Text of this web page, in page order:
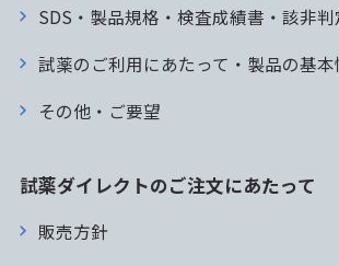
SDS・製品規格・検査成績書・該非
試薬のご利用にあたって・製品の基本
その他・ご要望
試薬ダイレクトのご注文にあたって
販売方針